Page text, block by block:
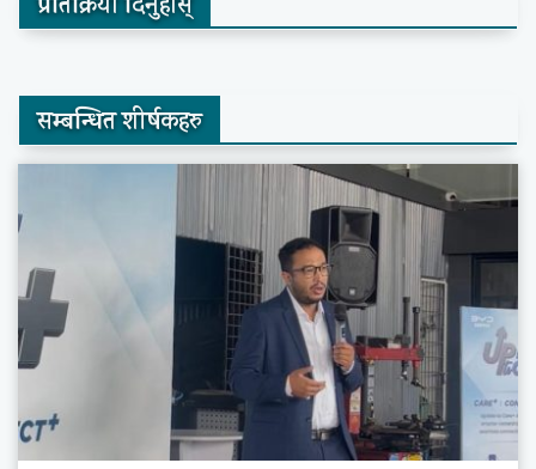
प्रतिक्रिया दिनुहोस्
सम्बन्धित शीर्षकहरु